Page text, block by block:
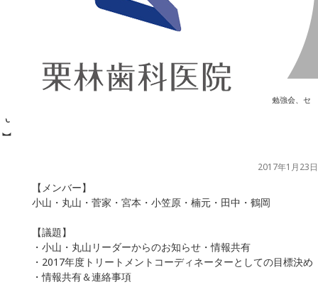
勉強会、セ
2017年1月23日
【メンバー】
小山・丸山・菅家・宮本・小笠原・楠元・田中・鶴岡
【議題】
・小山・丸山リーダーからのお知らせ・情報共有
・2017年度トリートメントコーディネーターとしての目標決め
・情報共有＆連絡事項